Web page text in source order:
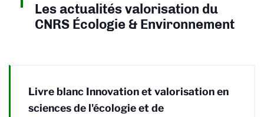
Les actualités valorisation du
CNRS Écologie & Environnement
Livre blanc Innovation et valorisation en
sciences de l'écologie et de